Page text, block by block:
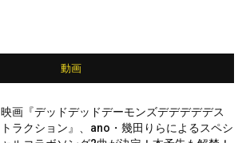
動画
映画『デッドデッドデーモンズデデデデデス
トラクション』、ano・幾田りらによるスペシ